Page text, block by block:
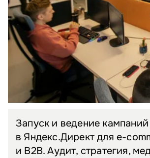
Запуск и ведение кампаний
в Яндекс.Директ для e-
и B2B. Аудит, стратегия,